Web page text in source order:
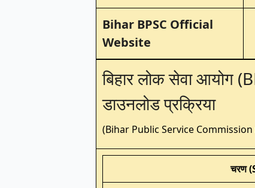
Bihar BPSC Official
Website
बिहार लोक सेवा आयोग
डाउनलोड प्रक्रिया
(Bihar Public Service
चरण